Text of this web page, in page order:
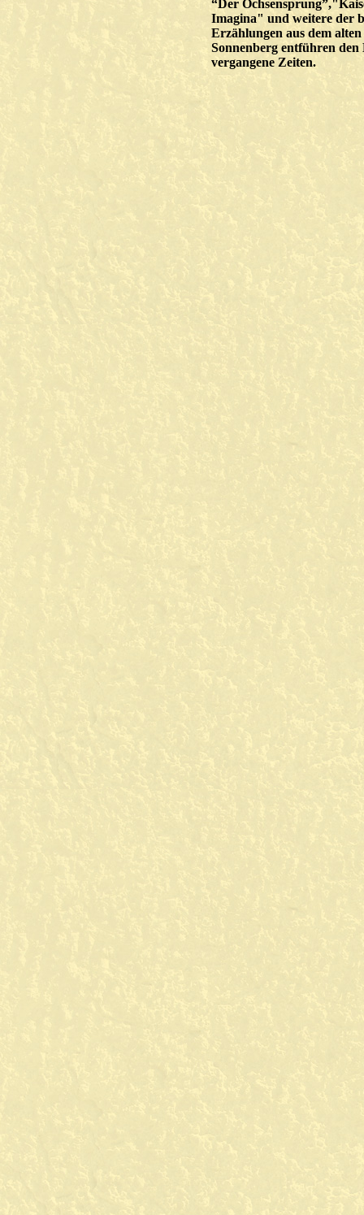
“Der
Imagina" und weitere der
Erzählungen aus dem
Sonnenberg entführen den
vergangene Zeiten.